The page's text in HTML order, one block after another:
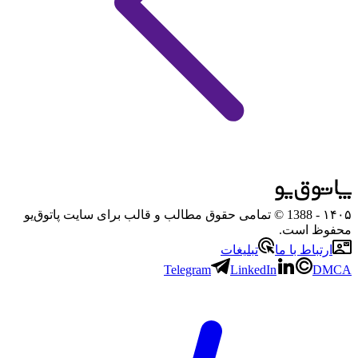
۱۴۰۵
- 1388 © تمامی حقوق مطالب و قالب برای سایت پاتوق‌یو
محفوظ است.
ارتباط با ما
تبلیغات
Telegram
LinkedIn DMCA